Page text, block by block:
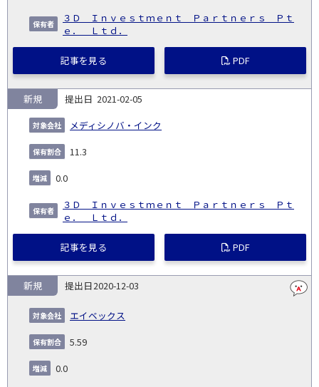
３Ｄ Ｉｎｖｅｓｔｍｅｎｔ Ｐａｒｔｎｅｒｓ Ｐｔ
ｅ． Ｌｔｄ．
記事を見る PDF
2021-02-05
メディシノバ・インク
新規
11.3
0.0
３Ｄ Ｉｎｖｅｓｔｍｅｎｔ Ｐａｒｔｎｅｒｓ Ｐｔ
ｅ． Ｌｔｄ．
記事を見る PDF
2020-12-03
エイベックス
新規
5.59
0.0